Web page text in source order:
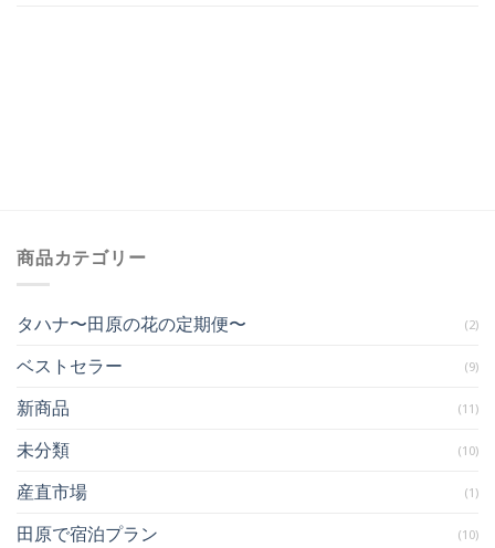
商品カテゴリー
タハナ〜田原の花の定期便〜 (2)
ベストセラー (9)
新商品 (11)
未分類 (10)
産直市場 (1)
田原で宿泊プラン (10)